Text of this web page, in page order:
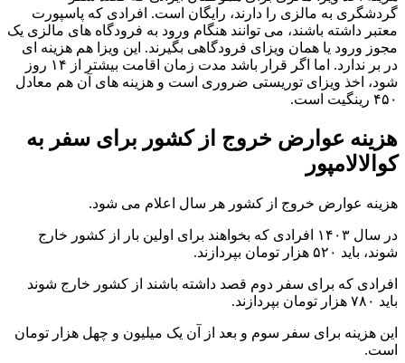
گردشگری به مالزی را دارند، رایگان است. افرادی که پاسپورت
معتبر داشته باشند، می‌ توانند هنگام ورود به فرودگاه‌ های مالزی یک
مجوز ورود یا همان ویزای فرودگاهی بگیرند. این ویزا هم هزینه‌ ای
در بر ندارد. اما اگر قرار باشد مدت زمان اقامت بیشتر از ۱۴ روز
شود، اخذ ویزای توریستی ضروری است و هزینه ‌های آن هم معادل
۴۵۰ رینگیت است.
هزینه عوارض خروج از کشور برای سفر به
کوالالامپور
هزینه عوارض خروج از کشور هر سال اعلام می شود.
در سال ۱۴۰۳ افرادی که بخواهند برای اولین بار از کشور خارج
شوند، باید ۵۲۰ هزار تومان بپردازند.
افرادی که برای سفر دوم قصد داشته باشند از کشور خارج شوند
باید ۷۸۰ هزار تومان بپردازند.
این هزینه برای سفر سوم و بعد از آن یک میلیون و چهل هزار تومان
است.